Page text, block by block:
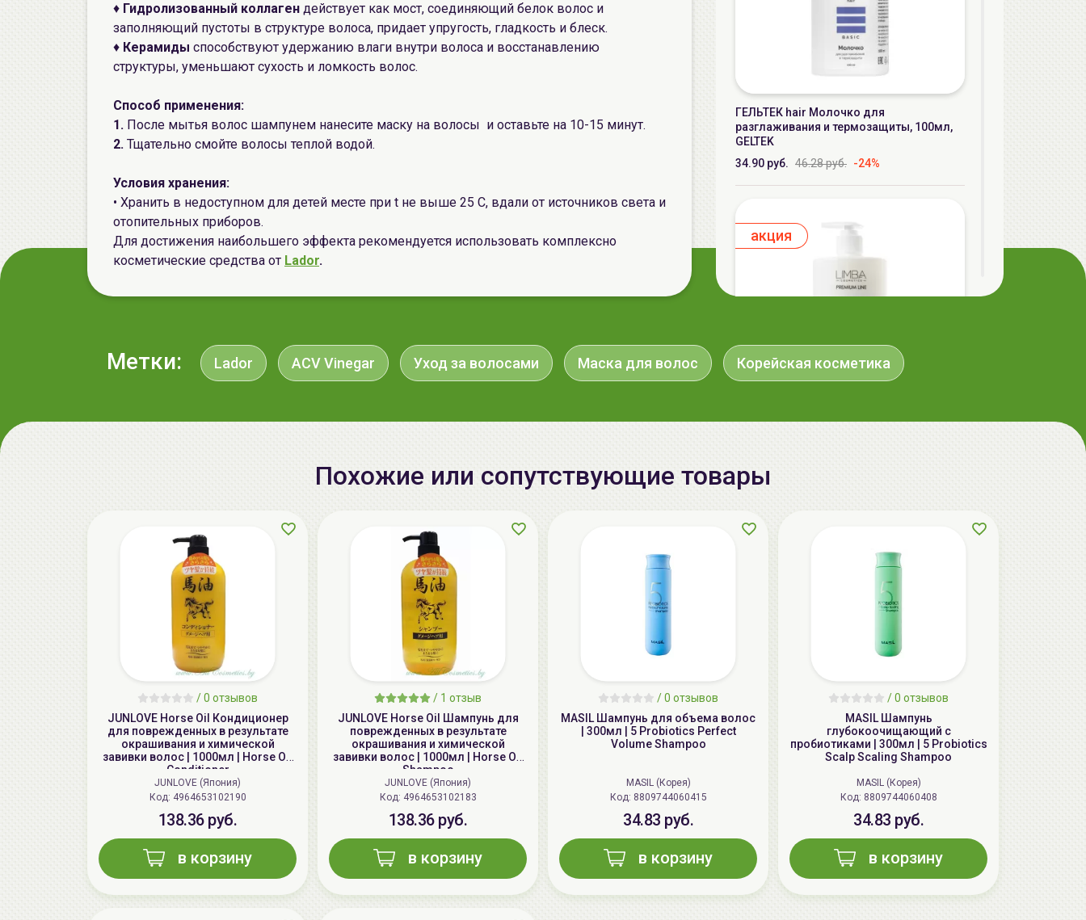
♦ Гидролизованный коллаген действует как мост, соединяющий белок волос и
заполняющий пустоты в структуре волоса, придает упругость, гладкость и блеск.
♦ Керамиды способствуют удержанию влаги внутри волоса и восстанавлению
структуры, уменьшают сухость и ломкость волос.
Способ применения:
1. После мытья волос шампунем нанесите маску на волосы и оставьте на 10-15 минут.
2. Тщательно смойте волосы теплой водой.
Условия хранения:
• Хранить в недоступном для детей месте при t не выше 25 С, вдали от источников света и
отопительных приборов.
Для достижения наибольшего эффекта рекомендуется использовать комплексно
косметические средства от Lador.
ГЕЛЬТЕК hair Молочко для
разглаживания и термозащиты, 100мл,
GELTEK
34.90 руб. 46.28 руб. -24%
aкция
Cosmetics Premium Line Reconstruction
Treatment
AiliCode Бальзам для волос
Метки: Lador ACV Vinegar Уход за волосами Маска для волос Корейская косметика
Похожие или сопутствующие товары
/0 отзывов
JUNLOVE Horse Oil Кондиционер
для поврежденных в результате
окрашивания и химической
завивки волос | 1000мл | Horse Oil
Conditioner
JUNLOVE (Япония)
Код: 4964653102190
138.36 руб.
в корзину
/ 1 отзыв
JUNLOVE Horse Oil Шампунь для
поврежденных в результате
окрашивания и химической
завивки волос | 1000мл | Horse Oil
Shampoo
JUNLOVE (Япония)
Код: 4964653102183
138.36 руб.
в корзину
/0 отзывов
MASIL Шампунь для объема волос
| 300мл | 5 Probiotics Perfect
Volume Shampoo
MASIL (Корея)
Код: 8809744060415
34.83 руб.
в корзину
/0 отзывов
MASIL Шампунь
глубокоочищающий с
пробиотиками | 300мл | 5 Probiotics
Scalp Scaling Shampoo
MASIL (Корея)
Код: 8809744060408
34.83 руб.
в корзину